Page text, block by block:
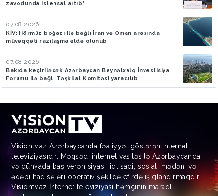
zavodunda istehsal artıb"
07.08.2026
KİV: Hörmüz boğazı ilə bağlı İran və Oman arasında
müvəqqəti razılaşma əldə olunub
07.08.2026
Bakıda keçiriləcək Azərbaycan Beynəlxalq İnvestisiya
Forumu ilə bağlı Təşkilat Komitəsi yaradılıb
Visiontv.az Azərbaycanda fəaliyyət göstərən internet
televiziyasıdır. Məqsədi internet vasitəsilə Azərbaycanda
və dünyada baş verən siyasi, iqtisadi, sosial, mədəni və
ədəbi hadisələri operativ şəkildə efirdə işıqlandırmaqdır.
Visiontv.az İnternet televiziyası həmçinin maraqlı